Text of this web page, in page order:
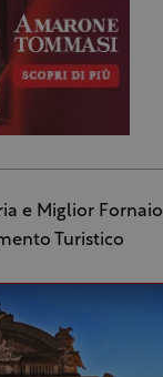
e Miglior
Turistico